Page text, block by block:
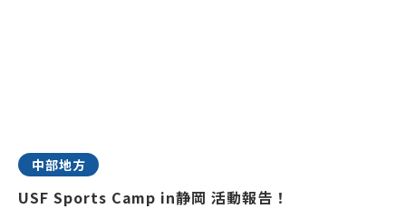
中部地方
USF Sports Camp in静岡 活動報告！